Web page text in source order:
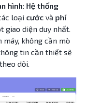
hình: Hệ thống
loại cước và phí
giao diện duy nhất.
không cần mò
tin cần thiết sẽ
dõi.